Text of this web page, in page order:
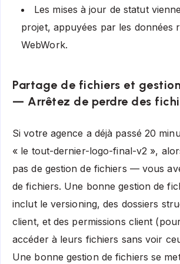
Les mises à jour de statut
projet, appuyées par les données
WebWork.
Partage de fichiers et
— Arrêtez de perdre des
Si votre agence a déjà passé 20
« le tout-dernier-logo-final-v2 »,
pas de gestion de fichiers — vous
de fichiers. Une bonne gestion de
inclut le versioning, des dossiers
client, et des permissions client
accéder à leurs fichiers sans voir
Une bonne gestion de fichiers se